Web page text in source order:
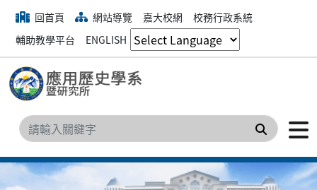
回首頁 網站導覽 嘉大校網
校務行政系統
輔助教學平台
ENGLISH
搜尋